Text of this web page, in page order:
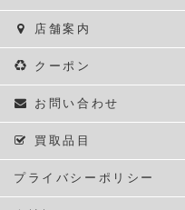
店舗案内
クーポン
お問い合わせ
買取品目
プライバシーポリシー